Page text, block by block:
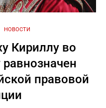
НОВОСТИ
Кириллу во
правовой